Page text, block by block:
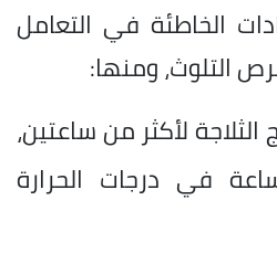
الخاطئة في التعامل
التلوث، ومنها:
لأكثر من ساعتين،
في درجات الحرارة